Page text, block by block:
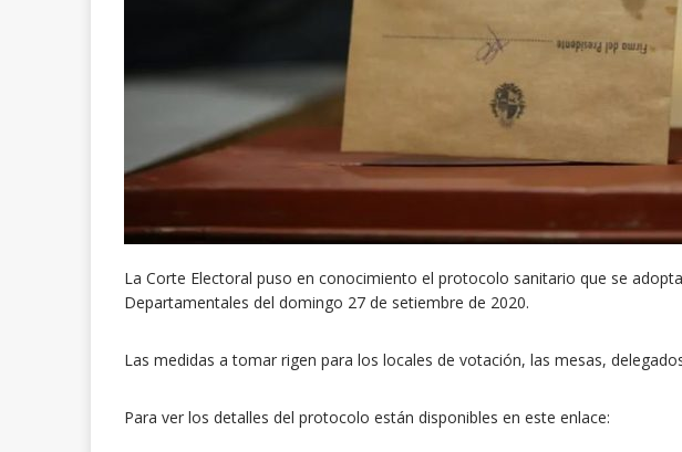
La Corte Electoral puso en conocimiento el protocolo sanitario que se
Departamentales del domingo 27 de setiembre de 2020.
Las medidas a tomar rigen para los locales de votación, las mesas,
Para ver los detalles del protocolo están disponibles en este enlace: